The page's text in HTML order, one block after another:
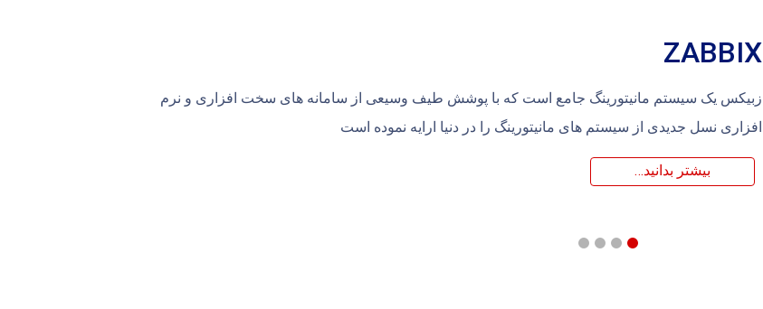
ZABBIX
زبیکس یک سیستم مانیتورینگ جامع است که با پوشش طیف وسیعی از سامانه های سخت افزاری و نرم
افزاری نسل جدیدی از سیستم های مانیتورینگ را در دنیا ارایه نموده است
بیشتر بدانید…